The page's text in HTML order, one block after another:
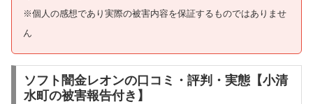
※個人の感想であり実際の被害内容を保証するものではありませ
ん
ソフト闇金レオンの口コミ・評判・実態【小清
水町の被害報告付き】